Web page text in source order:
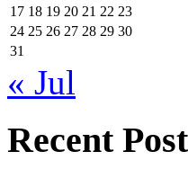
17 18 19 20 21 22 23
24 25 26 27 28 29 30
31
« Jul
Recent